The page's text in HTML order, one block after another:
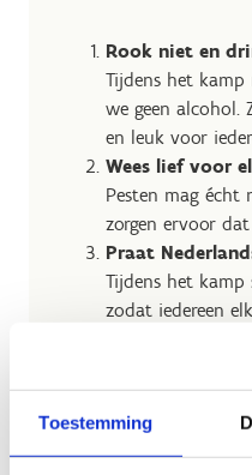
Toestemming
Rook niet en
Tijdens het
we geen alcohol.
en leuk voor
Wees lief voor
Pesten mag écht
zorgen ervoor
Praat
Tijdens het kamp
zodat iedereen
Ga niet zomaar
je iets nodig
begeleider.
Je eigen kamer